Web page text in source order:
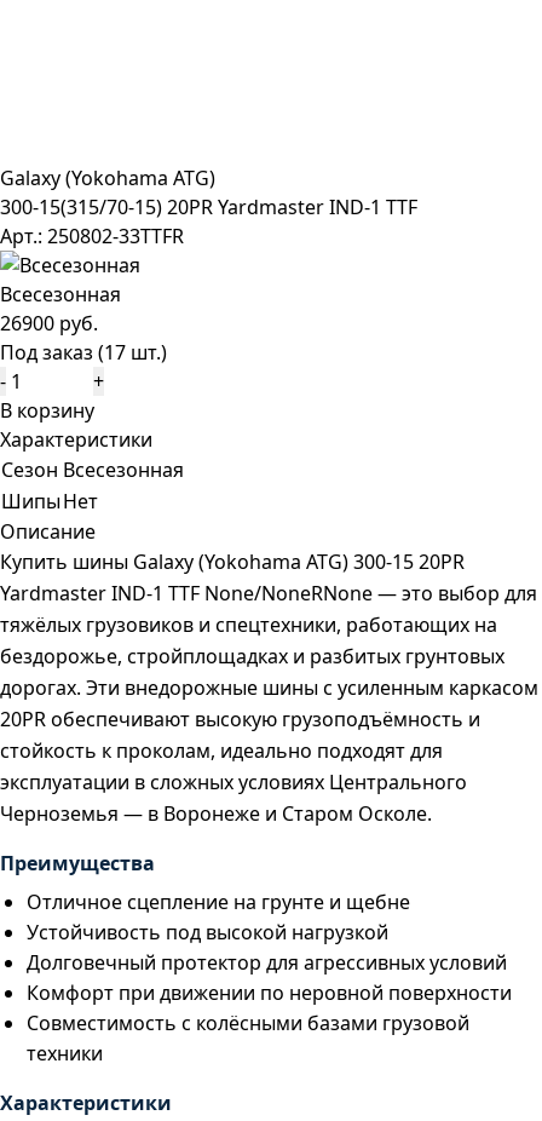
Galaxy (Yokohama ATG)
300-15(315/70-15) 20PR Yardmaster IND-1 TTF
Арт.: 250802-33TTFR
Всесезонная
26900 руб.
Под заказ (17 шт.)
-
+
В корзину
Характеристики
Сезон Всесезонная
ШипыНет
Описание
Купить шины Galaxy (Yokohama ATG) 300-15 20PR
Yardmaster IND-1 TTF None/NoneRNone — это выбор для
тяжёлых грузовиков и спецтехники, работающих на
бездорожье, стройплощадках и разбитых грунтовых
дорогах. Эти внедорожные шины с усиленным каркасом
20PR обеспечивают высокую грузоподъёмность и
стойкость к проколам, идеально подходят для
эксплуатации в сложных условиях Центрального
Черноземья — в Воронеже и Старом Осколе.
Преимущества
Отличное сцепление на грунте и щебне
Устойчивость под высокой нагрузкой
Долговечный протектор для агрессивных условий
Комфорт при движении по неровной поверхности
Совместимость с колёсными базами грузовой
техники
Характеристики